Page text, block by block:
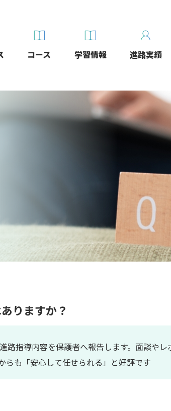
コース 学習情報 進路実績
りますか？
路指導内容を保護者へ報告します。面談や
らも「安心して任せられる」と好評です